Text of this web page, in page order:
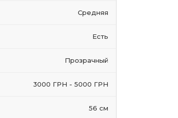
Средняя
Есть
Прозрачный
3000 ГРН - 5000 ГРН
56 см